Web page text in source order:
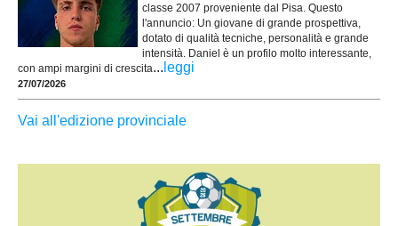
classe 2007 proveniente dal Pisa. Questo
l'annuncio: Un giovane di grande prospettiva,
dotato di qualità tecniche, personalità e grande
intensità. Daniel è un profilo molto interessante,
con ampi margini di crescita... leggi
27/07/2026
Vai all'edizione provinciale